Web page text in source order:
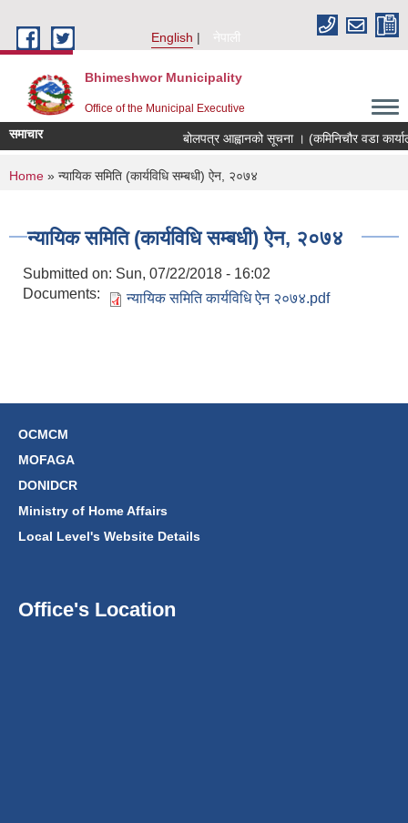
English
नेपाली
Bhimeshwor Municipality
Office of the Municipal Executive
समाचार बोलपत्र आह्वानको सूचना । (कमिनिचौर वडा
You are here
Home » न्यायिक समिति (कार्यविधि सम्बधी) ऐन, २०७४
न्यायिक समिति (कार्यविधि सम्बधी) ऐन, २०७४
Submitted on: Sun, 07/22/2018 - 16:02
Documents:
न्यायिक समिति कार्यविधि ऐन २०७४.pdf
OCMCM
MOFAGA
DONIDCR
Ministry of Home Affairs
Local Level's Website Details
Office's Location